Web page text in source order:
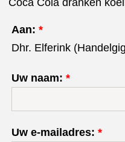
Coca Cola dranken
Aan: *
Dhr. Elferink
Uw naam: *
Uw e-mailadres: *